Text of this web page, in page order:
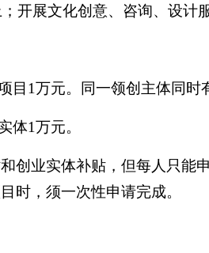
开展文化创意、咨询、设计
目1万元。同一领创主体同时
体1万元。
创业实体补贴，但每人只
时，须一次性申请完成。